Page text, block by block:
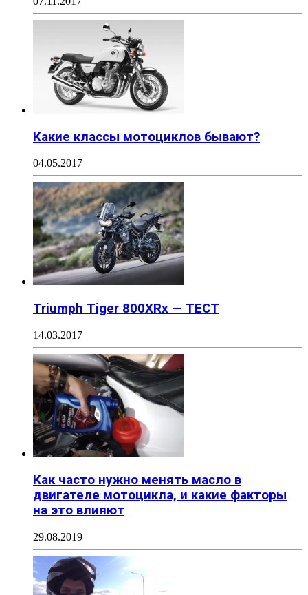
Какие классы мотоциклов бывают?
04.05.2017
Triumph Tiger 800XRx — ТЕСТ
14.03.2017
Как часто нужно менять масло в
двигателе мотоцикла, и какие факторы
на это влияют
29.08.2019